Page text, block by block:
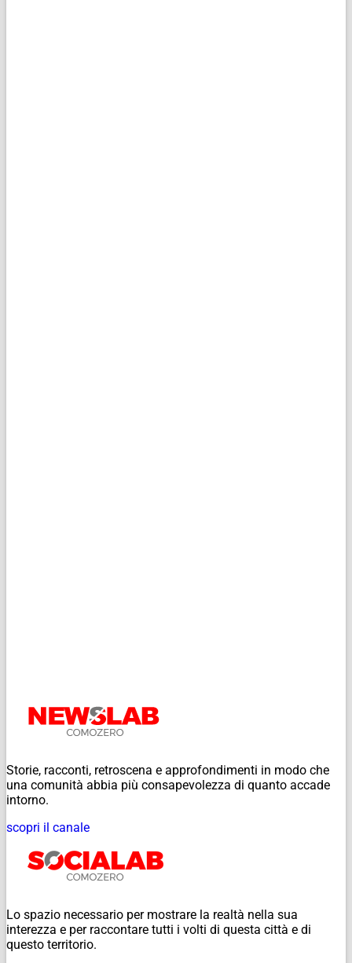
Storie, racconti, retroscena e approfondimenti in modo che
una comunità abbia più consapevolezza di quanto accade
intorno.
scopri il canale
Lo spazio necessario per mostrare la realtà nella sua
interezza e per raccontare tutti i volti di questa città e di
questo territorio.